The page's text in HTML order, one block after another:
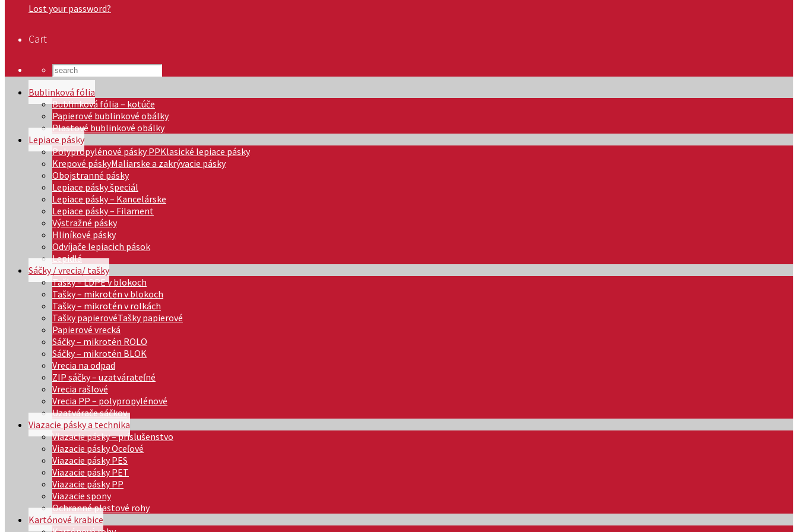
Lost your password?
Cart
Bublinková fólia
Bublinková fólia – kotúče
Papierové bublinkové obálky
Plastové bublinkové obálky
Lepiace pásky
Polypropylénové pásky PPKlasické lepiace pásky
Krepové páskyMaliarske a zakrývacie pásky
Obojstranné pásky
Lepiace pásky špeciál
Lepiace pásky – Kancelárske
Lepiace pásky – Filament
Výstražné pásky
Hliníkové pásky
Odvíjače lepiacich pások
Lepidlá
Sáčky / vrecia/ tašky
Tašky – LDPE v blokoch
Tašky – mikrotén v blokoch
Tašky – mikrotén v rolkách
Tašky papierovéTašky papierové
Papierové vrecká
Sáčky – mikrotén ROLO
Sáčky – mikrotén BLOK
Vrecia na odpad
ZIP sáčky – uzatvárateľné
Vrecia rašlové
Vrecia PP – polypropylénové
Uzatvárače sáčkov
Viazacie pásky a technika
Viazacie pásky – príslušenstvo
Viazacie pásky Oceľové
Viazacie pásky PES
Viazacie pásky PET
Viazacie pásky PP
Viazacie spony
Ochranné plastové rohy
Kartónové krabice